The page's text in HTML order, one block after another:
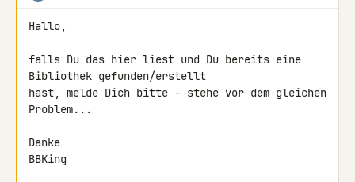
Hallo,
falls Du das hier liest und Du bereits eine
Bibliothek gefunden/erstellt
hast, melde Dich bitte - stehe vor dem gleichen
Problem...
Danke
BBKing